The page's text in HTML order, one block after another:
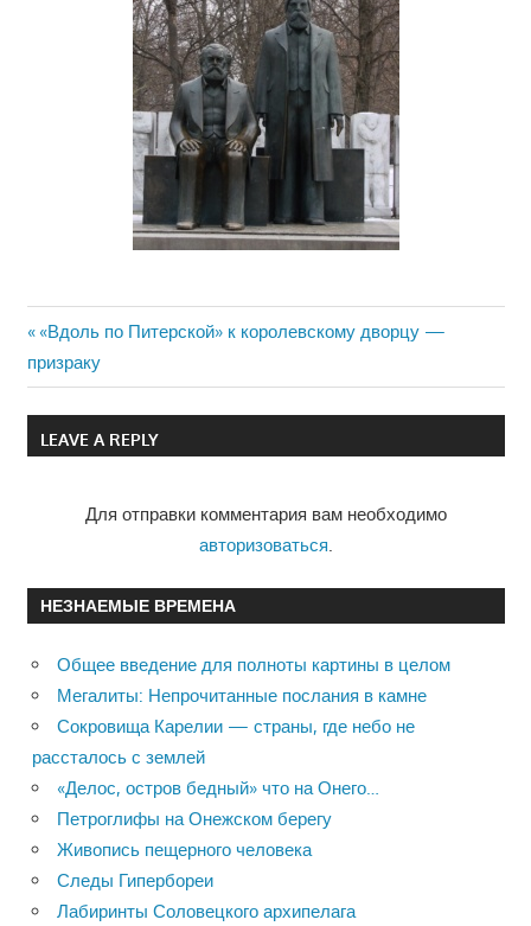
Навигация
по
записям
Previous
Post:
«Вдоль по Питерской» к королевскому дворцу —
призраку
LEAVE A REPLY
Для отправки комментария вам необходимо
авторизоваться.
НЕЗНАЕМЫЕ ВРЕМЕНА
Общее введение для полноты картины в целом
Мегалиты: Непрочитанные послания в камне
Сокровища Карелии — страны, где небо не
рассталось с землей
«Делос, остров бедный» что на Онего…
Петроглифы на Онежском берегу
Живопись пещерного человека
Следы Гипербореи
Лабиринты Соловецкого архипелага